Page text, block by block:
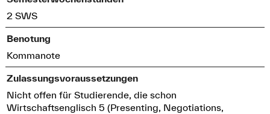
2 SWS
Benotung
Kommanote
Zulassungsvoraussetzungen
Nicht offen für Studierende, die schon
Wirtschaftsenglisch 5 (Presenting, Negotiations,